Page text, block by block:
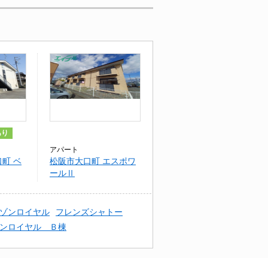
町 ベ
アパート
松阪市大口町 エスポワ
ールⅡ
ンロイヤル
フレンズシャトー
ロイヤル Ｂ棟